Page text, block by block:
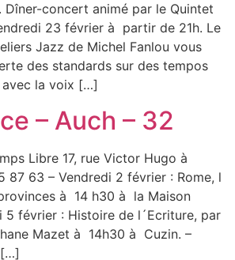
Dîner-concert animé par le Quintet
23 février à partir de 21h. Le
Jazz de Michel Fanlou vous
des standards sur des tempos
la voix […]
– Auch – 32
Libre 17, rue Victor Hugo à
87 63 – Vendredi 2 février : Rome, l
à 14 h30 à la Maison
5 février : Histoire de l´Ecriture, par
Mazet à 14h30 à Cuzin. –